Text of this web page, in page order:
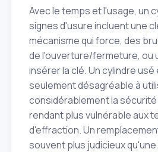
Avec le temps et l'usage, un
signes d'usure incluent une
mécanisme qui force, des
de l'ouverture/fermeture, ou
insérer la clé. Un cylindre usé
seulement désagréable à
considérablement la
rendant plus vulnérable aux
d'effraction. Un
souvent plus judicieux